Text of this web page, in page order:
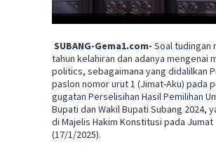
SUBANG-Gema1.com- Soal tudingan
tahun kelahiran dan adanya mengenai
politics, sebagaimana yang didalilkan
paslon nomor urut 1 (Jimat-Aku) pada
gugatan Perselisihan Hasil Pemilihan
Bupati dan Wakil Bupati Subang 2024,
di Majelis Hakim Konstitusi pada Jumat
(17/1/2025).